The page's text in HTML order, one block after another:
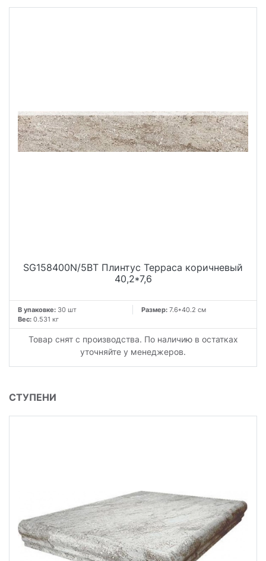
SG158400N/5BT Плинтус Терраса коричневый
40,2*7,6
В упаковке: 30 шт Размер: 7.6*40.2 см
Вес: 0.531 кг
Товар снят с производства. По наличию в остатках
уточняйте у менеджеров.
СТУПЕНИ